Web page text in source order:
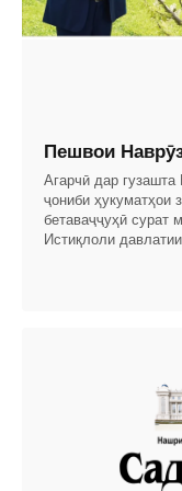
Пешвои
Агарчӣ дар
ҷониби ҳукуматҳои
бетаваҷҷуҳӣ сурат
Истиқлоли